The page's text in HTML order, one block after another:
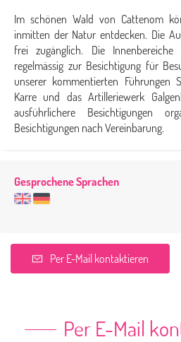
Im schönen Wald von Cattenom
inmitten der Natur entdecken. Die
frei zugänglich. Die Innenbereiche
regelmässig zur Besichtigung für
unserer kommentierten Führungen
Karre und das Artilleriewerk
ausführlichere Besichtigungen
Besichtigungen nach Vereinbarung.
Gesprochene Sprachen
Per E-Mail kontaktieren
Per E-Mail